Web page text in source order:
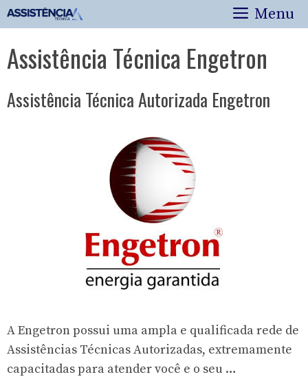
Pular
para
conteúdo
Menu
Assistência Técnica Engetron
Assistência Técnica Autorizada Engetron
A Engetron possui uma ampla e qualificada rede de
Assistências Técnicas Autorizadas, extremamente
capacitadas para atender você e o seu …